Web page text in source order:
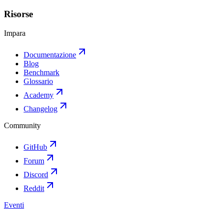
Risorse
Impara
Documentazione
Blog
Benchmark
Glossario
Academy
Changelog
Community
GitHub
Forum
Discord
Reddit
Eventi